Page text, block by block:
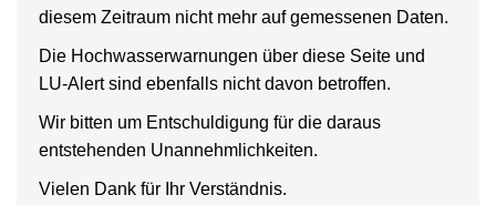
diesem Zeitraum nicht mehr auf gemessenen Daten.
Die Hochwasserwarnungen über diese Seite und
LU-Alert sind ebenfalls nicht davon betroffen.
Wir bitten um Entschuldigung für die daraus
entstehenden Unannehmlichkeiten.
Vielen Dank für Ihr Verständnis.